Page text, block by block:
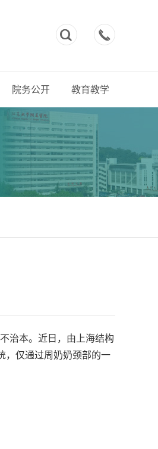

 
院务公开 教育教学
治本。近日，由上海结构
，仅通过周奶奶颈部的一